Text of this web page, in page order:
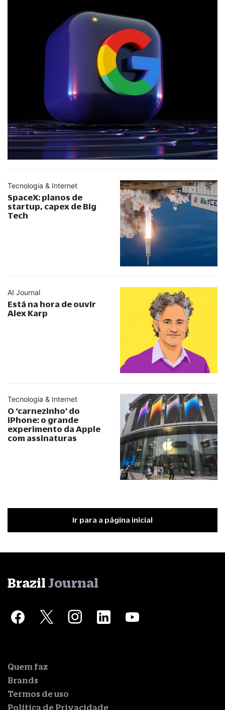
Tecnologia & Internet
SpaceX: planos de
startup, capex de Big
Tech
AI Journal
Está na hora de ouvir
Alex Karp
Tecnologia & Internet
O ‘carnezinho’ do
iPhone: o grande
experimento da Apple
com assinaturas
Ir para a página inicial
Brazil Journal
Quem faz
Brands
Termos de uso
Política de Privacidade